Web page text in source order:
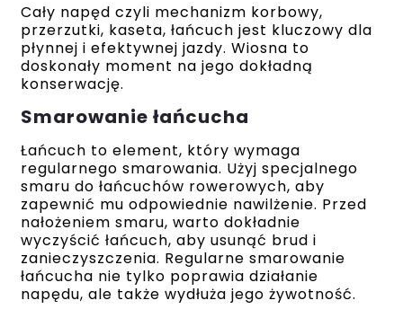
Cały napęd czyli mechanizm korbowy,
przerzutki, kaseta, łańcuch jest kluczowy dla
płynnej i efektywnej jazdy. Wiosna to
doskonały moment na jego dokładną
konserwację.
Smarowanie łańcucha
Łańcuch to element, który wymaga
regularnego smarowania. Użyj specjalnego
smaru do łańcuchów rowerowych, aby
zapewnić mu odpowiednie nawilżenie. Przed
nałożeniem smaru, warto dokładnie
wyczyścić łańcuch, aby usunąć brud i
zanieczyszczenia. Regularne smarowanie
łańcucha nie tylko poprawia działanie
napędu, ale także wydłuża jego żywotność.